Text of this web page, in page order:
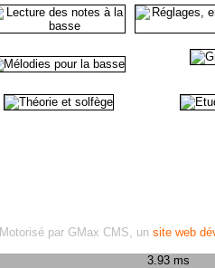
Motorisé par GMax CMS, un site web
3.93 ms